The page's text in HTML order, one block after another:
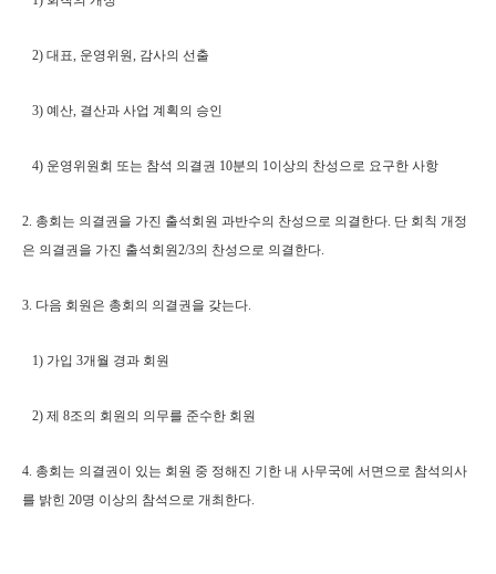
2) 대표, 운영위원, 감사의 선출
3) 예산, 결산과 사업 계획의 승인
4) 운영위원회 또는 참석 의결권 10분의 1이상의 찬성으로 요구한 사항
2. 총회는 의결권을 가진 출석회원 과반수의 찬성으로 의결한다. 단 회칙 개정
은 의결권을 가진 출석회원2/3의 찬성으로 의결한다.
3. 다음 회원은 총회의 의결권을 갖는다.
1) 가입 3개월 경과 회원
2) 제 8조의 회원의 의무를 준수한 회원
4. 총회는 의결권이 있는 회원 중 정해진 기한 내 사무국에 서면으로 참석의사
를 밝힌 20명 이상의 참석으로 개최한다.